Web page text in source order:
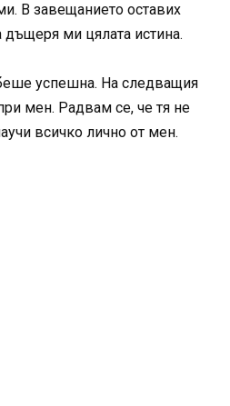
В завещанието оставих
дъщеря ми цялата истина.
успешна. На следващия
мен. Радвам се, че тя не
всичко лично от мен.